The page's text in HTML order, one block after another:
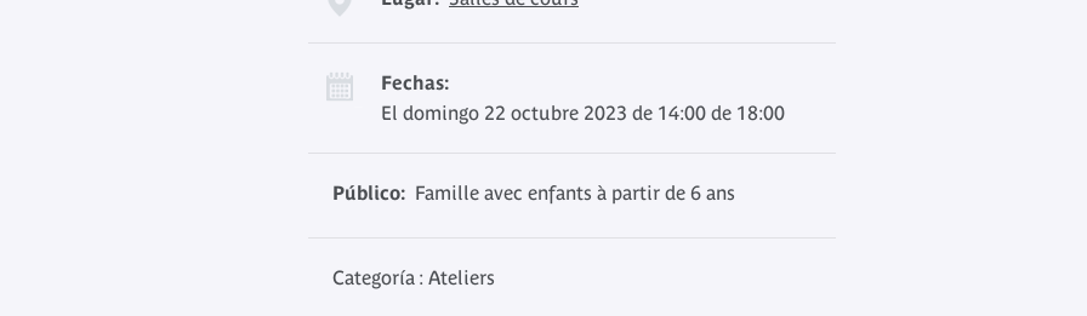
Fechas:
El domingo 22 octubre 2023 de 14:00 de 18:00
Público: Famille avec enfants à partir de 6 ans
Categoría : Ateliers